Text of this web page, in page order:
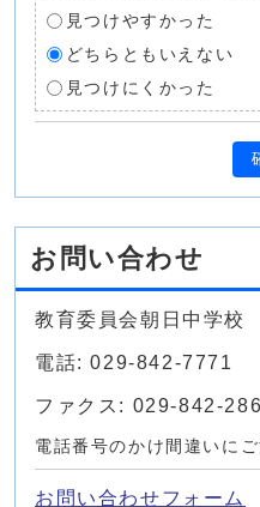
見つけやすかった
どちらともいえない
見つけにくかった
お問い合わせ
教育委員会朝日中学校
電話: 029-842-7771
ファクス: 029-842-
電話番号のかけ間違いにご
お問い合わせフォーム